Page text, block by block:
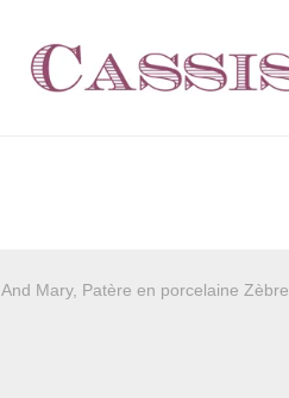
And Mary, Patère en porcelaine Zèbre